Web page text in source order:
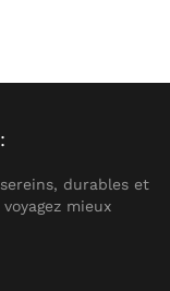
durables et
mieux